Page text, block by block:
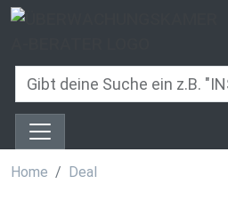
Direkt zum Inhalt
Home Deal